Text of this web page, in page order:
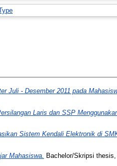
Juli - Desember 2011 pada
Laris dan SSP
Sistem Kendali Elektronik di
Mahasiswa. Bachelor/Skripsi